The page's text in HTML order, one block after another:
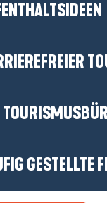
GESTELLTE